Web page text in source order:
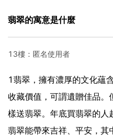
翡翠的寓意是什麼
13樓：匿名使用者
1翡翠，擁有濃厚的文化蘊
收藏價值，可謂遺贈佳品。
樣送翡翠。年底買翡翠的人
翡翠能帶來吉祥、平安，其